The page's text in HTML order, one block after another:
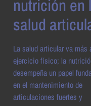
nutrición en
salud
La salud articular va más
ejercicio físico; la
desempeña un papel
en el mantenimiento de
articulaciones fuertes y